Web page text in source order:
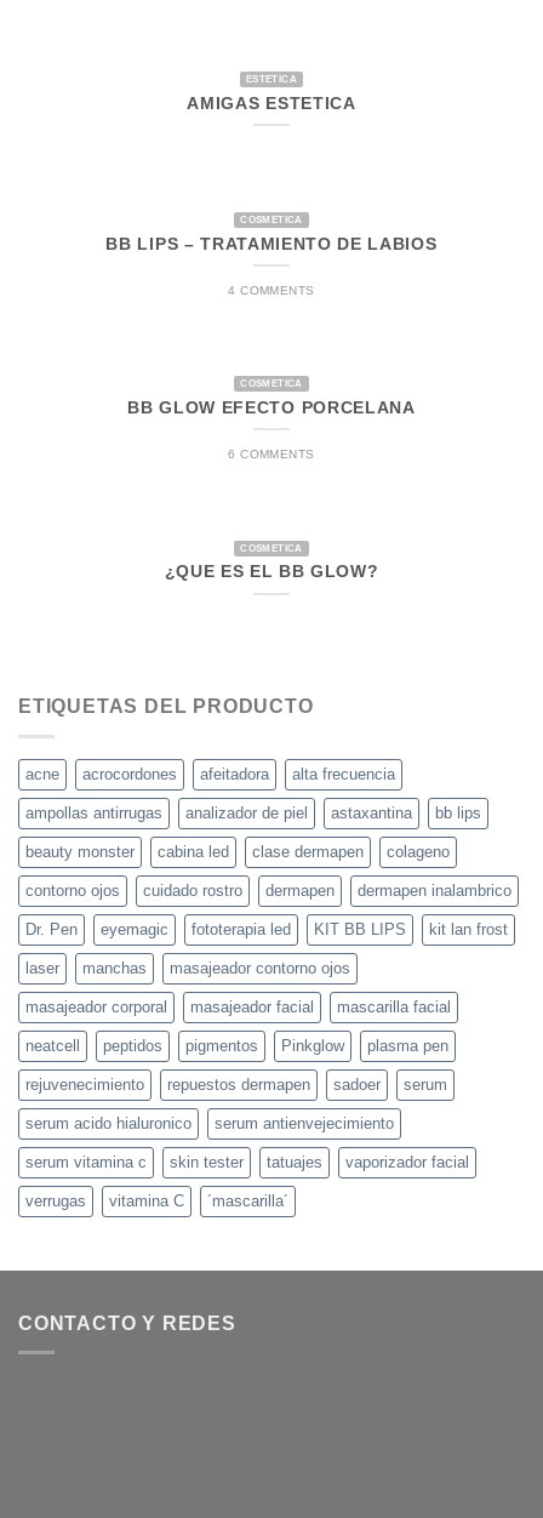
ESTETICA
AMIGAS ESTETICA
COSMETICA
BB LIPS – TRATAMIENTO DE LABIOS
4 COMMENTS
COSMETICA
BB GLOW EFECTO PORCELANA
6 COMMENTS
COSMETICA
¿QUE ES EL BB GLOW?
ETIQUETAS DEL PRODUCTO
acne acrocordones afeitadora alta frecuencia
ampollas antirrugas analizador de piel astaxantina bb lips
beauty monster cabina led clase dermapen colageno
contorno ojos cuidado rostro dermapen dermapen inalambrico
Dr. Pen eyemagic fototerapia led KIT BB LIPS kit lan frost
laser manchas masajeador contorno ojos
masajeador corporal masajeador facial mascarilla facial
neatcell peptidos pigmentos Pinkglow plasma pen
rejuvenecimiento repuestos dermapen sadoer serum
serum acido hialuronico serum antienvejecimiento
serum vitamina c skin tester tatuajes vaporizador facial
verrugas vitamina C ´mascarilla´
CONTACTO Y REDES